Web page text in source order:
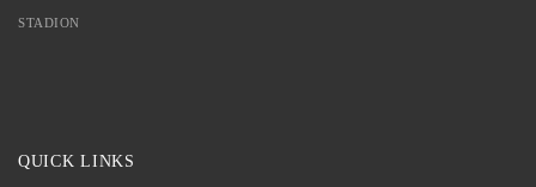
STADION
QUICK LINKS